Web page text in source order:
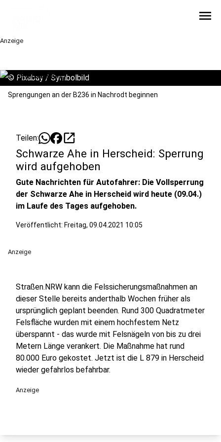
menu
Anzeige
© Pixabay / Symbolbild
Sprengungen an der B236 in Nachrodt beginnen
Teilen: open_in_new
Schwarze Ahe in Herscheid: Sperrung
wird aufgehoben
Gute Nachrichten für Autofahrer: Die Vollsperrung
der Schwarze Ahe in Herscheid wird heute (09.04.)
im Laufe des Tages aufgehoben.
Veröffentlicht: Freitag, 09.04.2021 10:05
Anzeige
Straßen.NRW kann die Felssicherungsmaßnahmen an
dieser Stelle bereits anderthalb Wochen früher als
ursprünglich geplant beenden. Rund 300 Quadratmeter
Felsfläche wurden mit einem hochfestem Netz
überspannt - das wurde mit Felsnägeln von bis zu drei
Metern Länge verankert. Die Maßnahme hat rund
80.000 Euro gekostet. Jetzt ist die L 879 in Herscheid
wieder gefahrlos befahrbar.
Anzeige